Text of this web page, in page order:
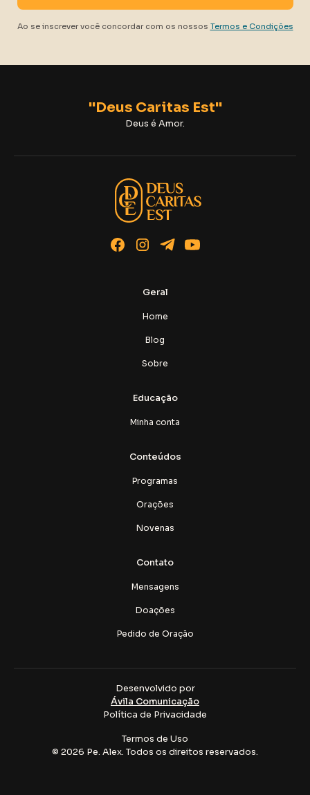
Ao se inscrever você concordar com os nossos Termos e Condições
"Deus Caritas Est"
Deus é Amor.
Geral
Home
Blog
Sobre
Educação
Minha conta
Conteúdos
Programas
Orações
Novenas
Contato
Mensagens
Doações
Pedido de Oração
© 2026 Pe. Alex. Todos os direitos reservados.
Política de Privacidade
Termos de Uso
Desenvolvido por
Ávila Comunicação